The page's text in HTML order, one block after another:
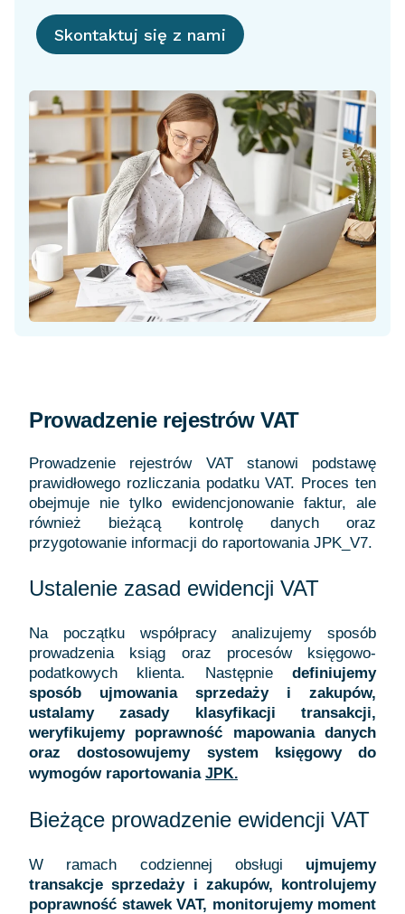
Skontaktuj się z nami
Prowadzenie rejestrów VAT
Prowadzenie rejestrów VAT stanowi podstawę
prawidłowego rozliczania podatku VAT. Proces ten
obejmuje nie tylko ewidencjonowanie faktur, ale
również bieżącą kontrolę danych oraz
przygotowanie informacji do raportowania JPK_V7.
Ustalenie zasad ewidencji VAT
Na początku współpracy analizujemy sposób
prowadzenia ksiąg oraz procesów księgowo-
podatkowych klienta. Następnie definiujemy
sposób ujmowania sprzedaży i zakupów,
ustalamy zasady klasyfikacji transakcji,
weryfikujemy poprawność mapowania danych
oraz dostosowujemy system księgowy do
wymogów raportowania JPK.
Bieżące prowadzenie ewidencji VAT
W ramach codziennej obsługi ujmujemy
transakcje sprzedaży i zakupów, kontrolujemy
poprawność stawek VAT, monitorujemy moment